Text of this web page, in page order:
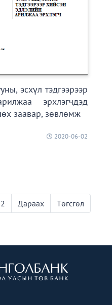
эсхүл тэдгээрээр
эрхлэгчдэд
заавар, зөвлөмж
2020-06-02
2 Дараах Төгсгөл